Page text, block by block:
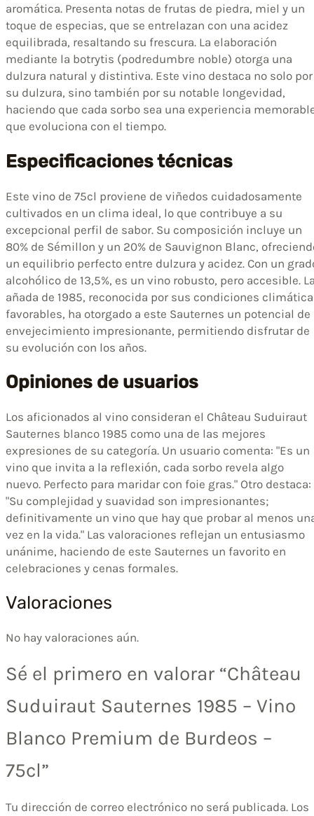
aromática. Presenta notas de frutas de piedra, miel y un
toque de especias, que se entrelazan con una acidez
equilibrada, resaltando su frescura. La elaboración
mediante la botrytis (podredumbre noble) otorga una
dulzura natural y distintiva. Este vino destaca no solo por
su dulzura, sino también por su notable longevidad,
haciendo que cada sorbo sea una experiencia
que evoluciona con el tiempo.
Especificaciones técnicas
Este vino de 75cl proviene de viñedos cuidadosamente
cultivados en un clima ideal, lo que contribuye a su
excepcional perfil de sabor. Su composición incluye un
80% de Sémillon y un 20% de Sauvignon Blanc,
un equilibrio perfecto entre dulzura y acidez. Con un
alcohólico de 13,5%, es un vino robusto, pero accesible.
añada de 1985, reconocida por sus condiciones
favorables, ha otorgado a este Sauternes un potencial de
envejecimiento impresionante, permitiendo disfrutar de
su evolución con los años.
Opiniones de usuarios
Los aficionados al vino consideran el Château Suduiraut
Sauternes blanco 1985 como una de las mejores
expresiones de su categoría. Un usuario comenta: "Es un
vino que invita a la reflexión, cada sorbo revela algo
nuevo. Perfecto para maridar con foie gras." Otro destaca:
"Su complejidad y suavidad son impresionantes;
definitivamente un vino que hay que probar al menos
vez en la vida." Las valoraciones reflejan un entusiasmo
unánime, haciendo de este Sauternes un favorito en
celebraciones y cenas formales.
Valoraciones
No hay valoraciones aún.
Sé el primero en valorar “Château
Suduiraut Sauternes 1985 – Vino
Blanco Premium de Burdeos –
75cl”
Tu dirección de correo electrónico no será publicada. Los